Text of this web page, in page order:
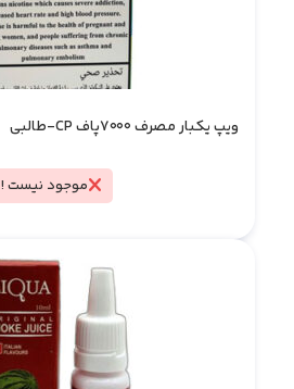
ویپ یکبار مصرف 7000پاف CP-طالبی
موجود نیست !